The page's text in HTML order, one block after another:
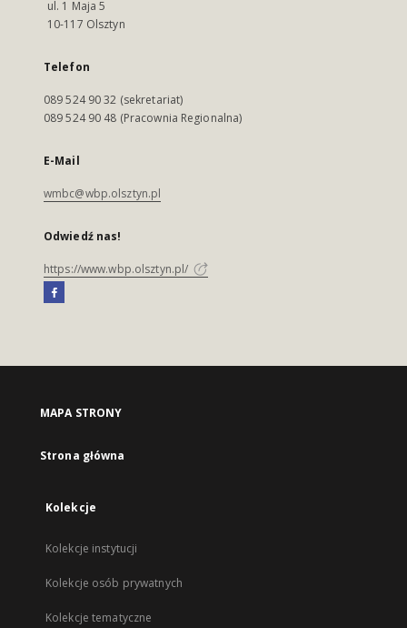
ul. 1 Maja 5
10-117 Olsztyn
Telefon
089 524 90 32 (sekretariat)
089 524 90 48 (Pracownia Regionalna)
E-Mail
wmbc@wbp.olsztyn.pl
Odwiedź nas!
https://www.wbp.olsztyn.pl/
MAPA STRONY
Strona główna
Kolekcje
Kolekcje instytucji
Kolekcje osób prywatnych
Kolekcje tematyczne